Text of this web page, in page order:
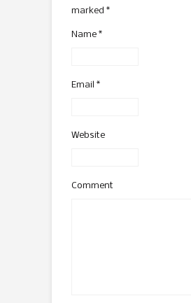
marked *
Name *
Email *
Website
Comment